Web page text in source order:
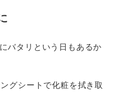
バタリという日もあるか
グシートで化粧を拭き取